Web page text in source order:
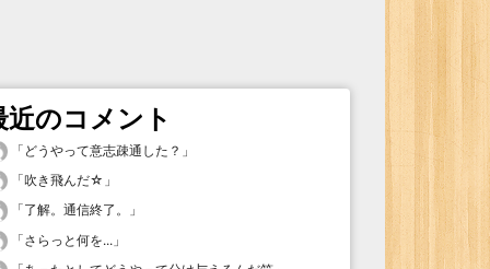
近のコメント
「 どうやって意志疎通した？ 」
「吹き飛んだ☆ 」
「了解。通信終了。
」
「さらっと何を... 」